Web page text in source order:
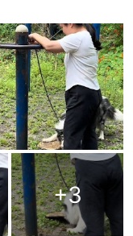
+3